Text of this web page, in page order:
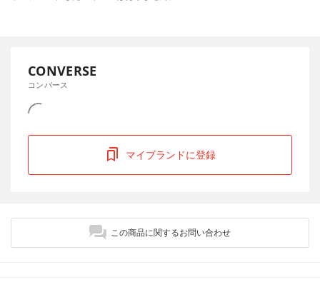
CONVERSE
コンバース
マイブランドに登録
この商品に関するお問い合わせ